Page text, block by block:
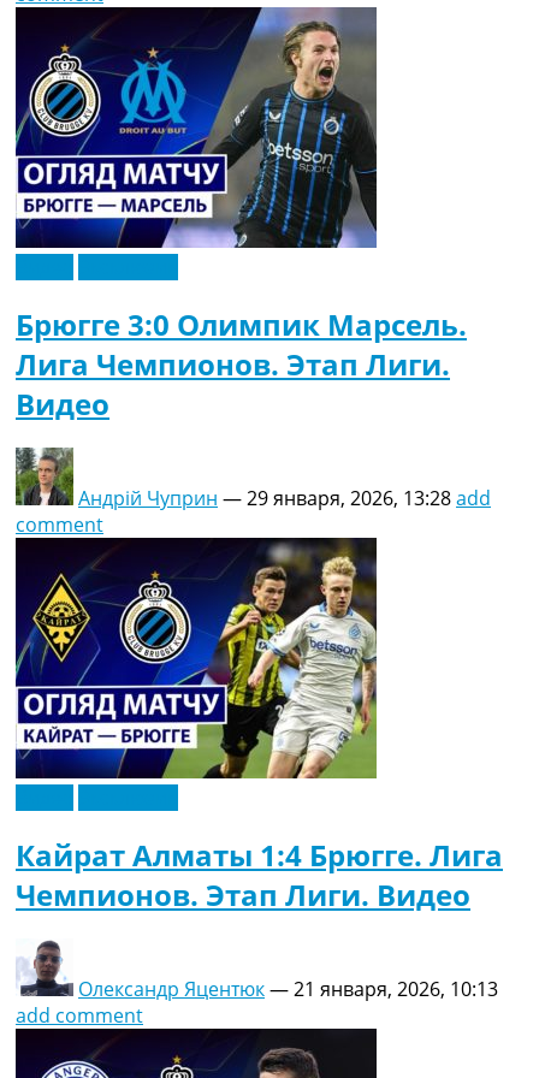
Брюгге 3:0 Олимпик Марсель.
Лига Чемпионов. Этап Лиги.
Видео
Андрій Чуприн —29 января, 2026, 13:28add
comment
Кайрат Алматы 1:4 Брюгге. Лига
Чемпионов. Этап Лиги. Видео
Олександр Яцентюк—21 января, 2026, 10:13
add comment